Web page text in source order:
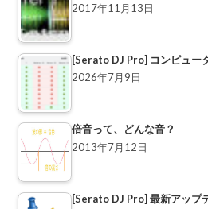
2017年11月13日
[Serato DJ Pro] コンピュー
2026年7月9日
倍音って、どんな音？
2013年7月12日
[Serato DJ Pro] 最新アップ